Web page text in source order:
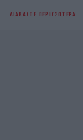
ΔΙΑΒΑΣΤΕ ΠΕΡΙΣΣΟΤΕΡΑ